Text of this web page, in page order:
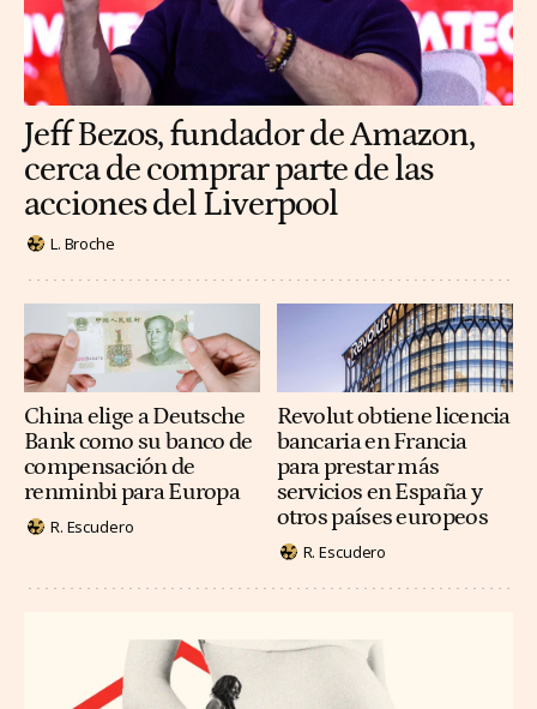
Jeff Bezos, fundador de Amazon,
cerca de comprar parte de las
acciones del Liverpool
L. Broche
China elige a Deutsche
Bank como su banco de
compensación de
renminbi para Europa
R. Escudero
Revolut obtiene licencia
bancaria en Francia
para prestar más
servicios en España y
otros países europeos
R. Escudero